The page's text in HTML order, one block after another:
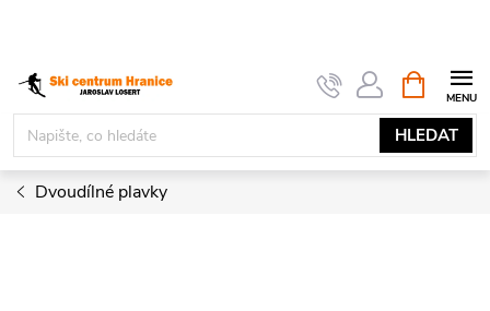
obsah
HLEDAT
NÁKUPNÍ
KOŠÍK
Dvoudílné plavky